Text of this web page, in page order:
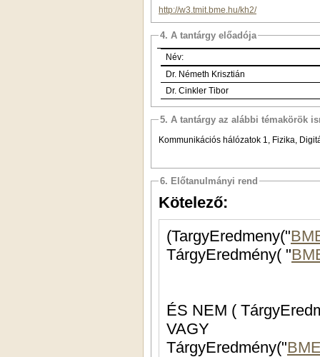
http://w3.tmit.bme.hu/kh2/
4. A tantárgy előadója
Név:
Dr. Németh Krisztián
Dr. Cinkler Tibor
5. A tantárgy az alábbi témakörök
Kommunikációs hálózatok 1, Fizika,
6. Előtanulmányi rend
Kötelező:
(TargyEredmeny("
TárgyEredmény( "
ÉS NEM (
VAGY
TárgyEredmény("